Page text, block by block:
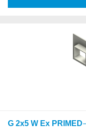
G 2x5 W Ex PRIMED